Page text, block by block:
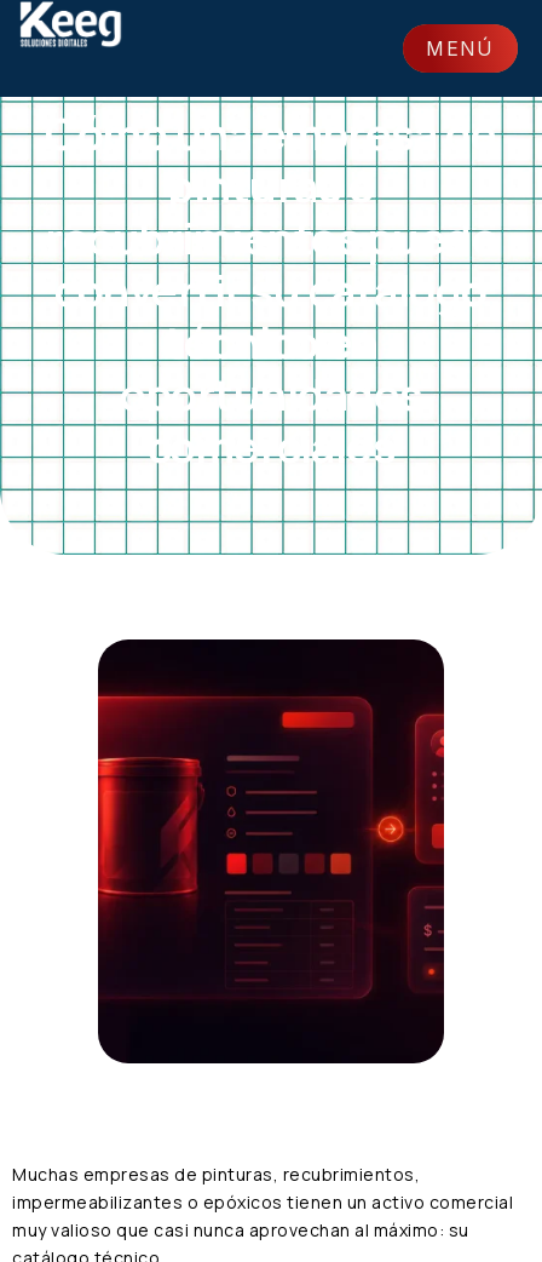
MENÚ
CERRAR
Cómo una empresa de
pinturas o
recubrimientos puede
convertir su catálogo
técnico en
oportunidades
comerciales
Muchas empresas de pinturas, recubrimientos,
impermeabilizantes o epóxicos tienen un activo comercial
muy valioso que casi nunca aprovechan al máximo: su